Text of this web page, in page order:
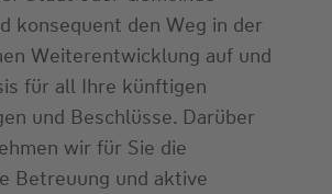
konsequent den Weg in der
Weiterentwicklung auf und
für all Ihre künftigen
und Beschlüsse. Darüber
wir für Sie die
Betreuung und aktive